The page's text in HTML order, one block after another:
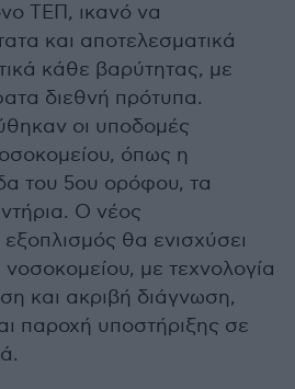
ΤΕΠ, ικανό να
και αποτελεσματικά
κάθε βαρύτητας, με
διεθνή πρότυπα.
οι υποδομές
όπως η
του 5ου ορόφου, τα
Ο νέος
εξοπλισμός θα ενισχύσει
νοσοκομείου, με τεχνολογία
και ακριβή διάγνωση,
παροχή υποστήριξης σε